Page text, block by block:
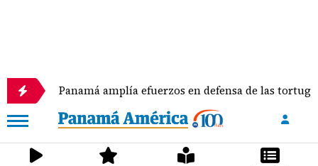
Panamá amplía efuerzos en defensa de las tortugas marinas